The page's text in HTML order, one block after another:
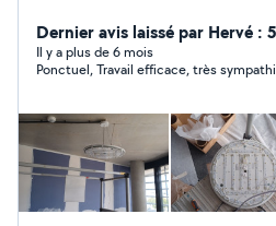
Installé et raccorde les
interrupteurs, luminaires,
Dernier avis laissé par Hervé :
Il y a plus de 6 mois
Ponctuel, Travail efficace, très